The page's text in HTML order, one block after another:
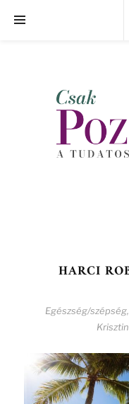
HARCI
Egészség/szépség,